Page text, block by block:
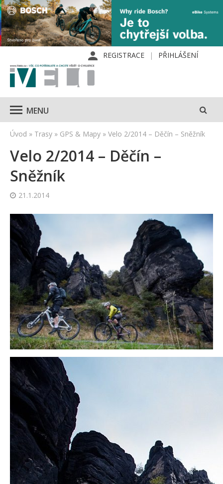
REGISTRACE PŘIHLÁŠENÍ
MENU
Úvod » Trasy » GPS & Mapy » Velo 2/2014 – Děčín – Sněžník
Velo 2/2014 – Děčín –
Sněžník
21.1.2014